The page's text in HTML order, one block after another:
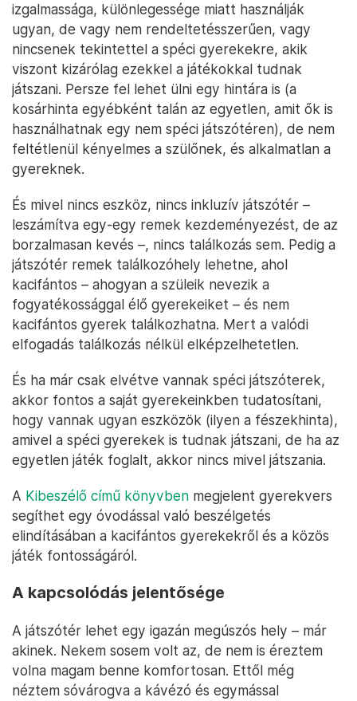
izgalmassága, különlegessége miatt használják
ugyan, de vagy nem rendeltetésszerűen, vagy
nincsenek tekintettel a spéci gyerekekre, akik
viszont kizárólag ezekkel a játékokkal tudnak
játszani. Persze fel lehet ülni egy hintára is (a
kosárhinta egyébként talán az egyetlen, amit ők is
használhatnak egy nem spéci játszótéren), de nem
feltétlenül kényelmes a szülőnek, és alkalmatlan a
gyereknek.
És mivel nincs eszköz, nincs inkluzív játszótér –
leszámítva egy-egy remek kezdeményezést, de az
borzalmasan kevés –, nincs találkozás sem. Pedig a
játszótér remek találkozóhely lehetne, ahol
kacifántos – ahogyan a szüleik nevezik a
fogyatékossággal élő gyerekeiket – és nem
kacifántos gyerek találkozhatna. Mert a valódi
elfogadás találkozás nélkül elképzelhetetlen.
És ha már csak elvétve vannak spéci játszóterek,
akkor fontos a saját gyerekeinkben tudatosítani,
hogy vannak ugyan eszközök (ilyen a fészekhinta),
amivel a spéci gyerekek is tudnak játszani, de ha az
egyetlen játék foglalt, akkor nincs mivel játszania.
A Kibeszélő című könyvben megjelent gyerekvers
segíthet egy óvodással való beszélgetés
elindításában a kacifántos gyerekekről és a közös
játék fontosságáról.
A kapcsolódás jelentősége
A játszótér lehet egy igazán megúszós hely – már
akinek. Nekem sosem volt az, de nem is éreztem
volna magam benne komfortosan. Ettől még
néztem sóvárogva a kávézó és egymással